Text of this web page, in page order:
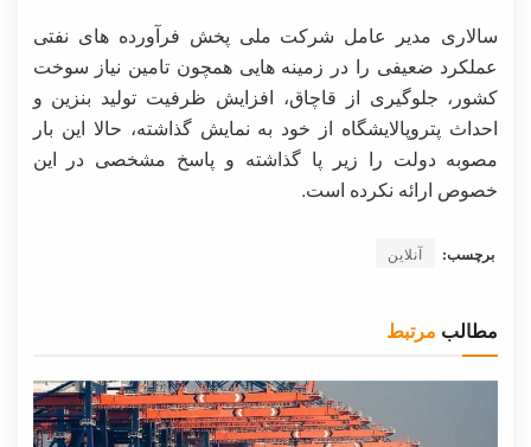
سالاری مدیر عامل شرکت ملی پخش فرآورده های نفتی
عملکرد ضعیفی را در زمینه هایی همچون تامین نیاز سوخت
کشور، جلوگیری از قاچاق، افزایش ظرفیت تولید بنزین و
احداث پتروپالایشگاه از خود به نمایش گذاشته، حالا این بار
مصوبه دولت را زیر پا گذاشته و پاسخ مشخصی در این
خصوص ارائه نکرده است.
برچسب: آنلاین
مطالب مرتبط